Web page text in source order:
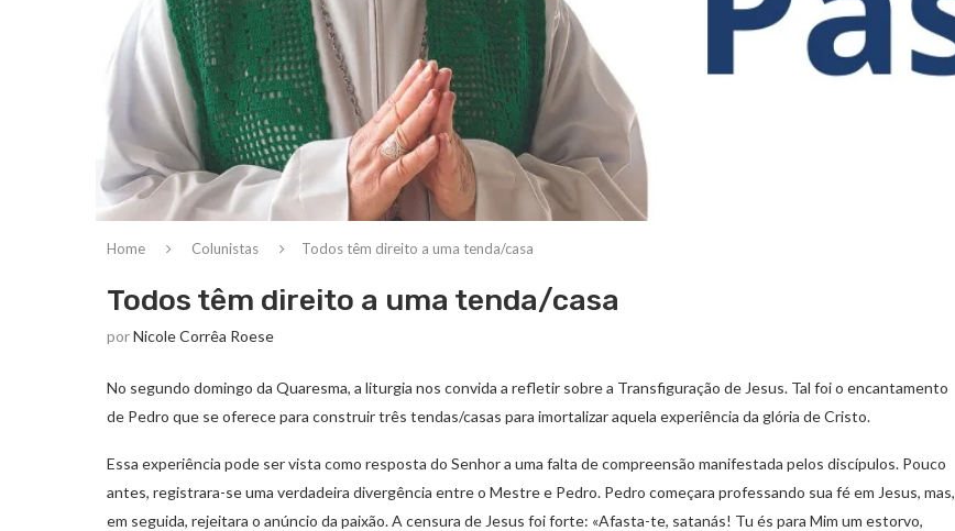
Home Colunistas Todos têm direito a uma tenda/casa
Todos têm direito a uma tenda/casa
porNicole Corrêa Roese
No segundo domingo da Quaresma, a liturgia nos convida a refletir sobre a Transfiguração de Jesus. Tal foi o encantamento
de Pedro que se oferece para construir três tendas/casas para imortalizar aquela experiência da glória de Cristo.
Essa experiência pode ser vista como resposta do Senhor a uma falta de compreensão manifestada pelos discípulos. Pouco
antes, registrara-se uma verdadeira divergência entre o Mestre e Pedro. Pedro começara professando sua fé em Jesus, mas,
em seguida, rejeitara o anúncio da paixão. A censura de Jesus foi forte: «Afasta-te, satanás! Tu és para Mim um estorvo,